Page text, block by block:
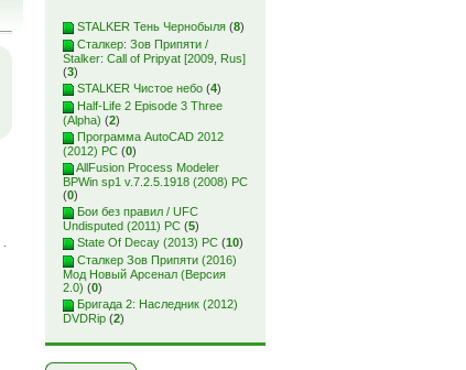
STALKER Тень Чернобыля (8)
Сталкер: Зов Припяти /
Stalker: Call of Pripyat [2009, Rus]
(3)
STALKER Чистое небо (4)
Half-Life 2 Episode 3 Three
(Alpha) (2)
Программа AutoCAD 2012
(2012) PC (0)
AllFusion Process Modeler
BPWin sp1 v.7.2.5.1918 (2008) PC
(0)
Бои без правил / UFC
Undisputed (2011) PC (5)
State Of Decay (2013) PC (10)
Сталкер Зов Припяти (2016)
Мод Новый Арсенал (Версия
2.0) (0)
Бригада 2: Наследник (2012)
DVDRip (2)